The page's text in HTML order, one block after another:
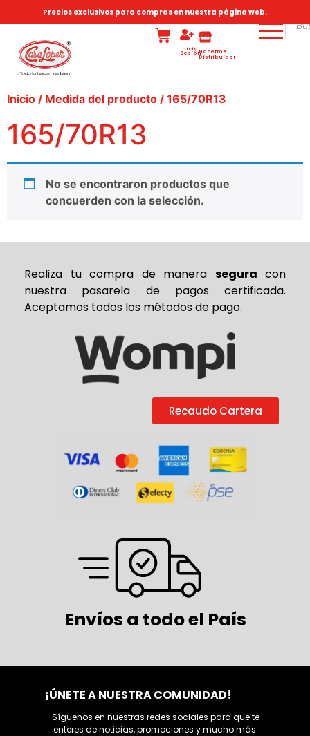
Precios exclusivos para compras en nuestra página web.
Inicia
SesiónHacerme
Distribuidor
Inicio / Medida del producto / 165/70R13
165/70R13
No se encontraron productos que
concuerden con la selección.
Realiza tu compra de manera segura con
nuestra pasarela de pagos certificada.
Aceptamos todos los métodos de pago.
Recaudo Cartera
Envíos a todo el País
¡ÚNETE A NUESTRA COMUNIDAD!
Síguenos en nuestras redes sociales para que te
enteres de noticias, promociones y mucho más.